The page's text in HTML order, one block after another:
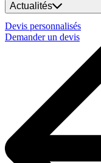
Actualités
Devis personnalisés
Demander un devis